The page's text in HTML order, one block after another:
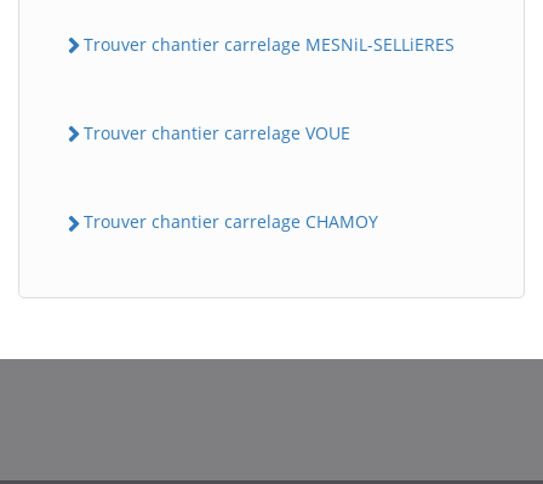
Trouver chantier carrelage MESNiL-SELLiERES
Trouver chantier carrelage VOUE
Trouver chantier carrelage CHAMOY
BatiWebPro